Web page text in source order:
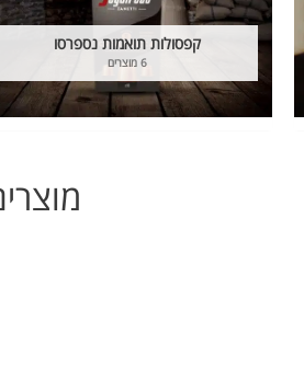
קפסולות תואמות נספרסו
6 מוצרים